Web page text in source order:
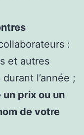
:
et autres
l’année ;
prix ou un
de votre